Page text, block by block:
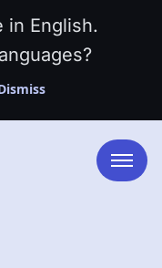
in English.